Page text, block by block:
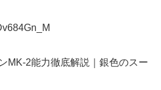
MK-2能力徹底解説｜銀色のスー